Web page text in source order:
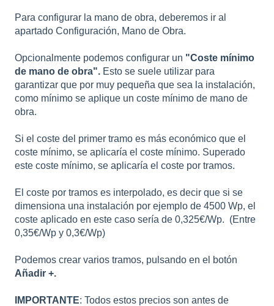
Para configurar la mano de obra, deberemos ir al
apartado Configuración, Mano de Obra.
Opcionalmente podemos configurar un "Coste mínimo
de mano de obra". Esto se suele utilizar para
garantizar que por muy pequeña que sea la instalación,
como mínimo se aplique un coste mínimo de mano de
obra.
Si el coste del primer tramo es más económico que el
coste mínimo, se aplicaría el coste mínimo. Superado
este coste mínimo, se aplicaría el coste por tramos.
El coste por tramos es interpolado, es decir que si se
dimensiona una instalación por ejemplo de 4500 Wp, el
coste aplicado en este caso sería de 0,325€/Wp. (Entre
0,35€/Wp y 0,3€/Wp)
Podemos crear varios tramos, pulsando en el botón
Añadir +.
IMPORTANTE: Todos estos precios son antes de